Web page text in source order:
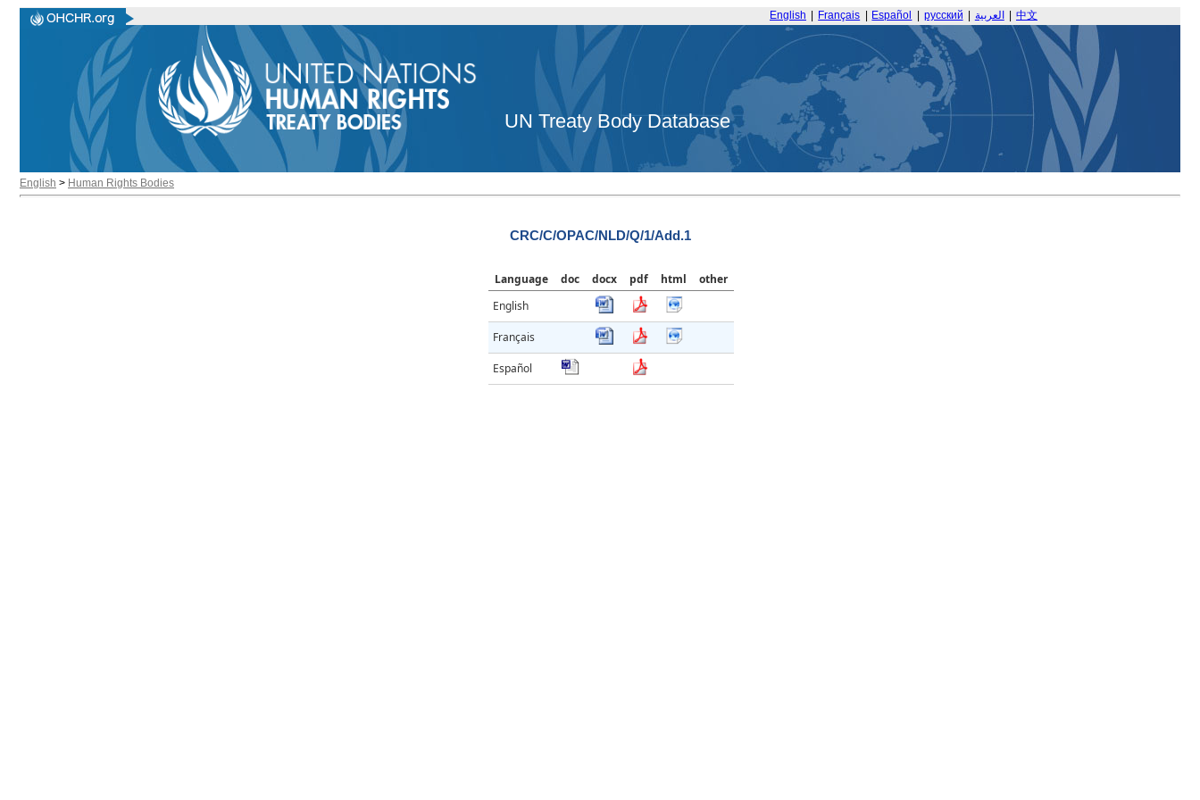
English Français Español русский العربية 中文
UN Treaty Body Database
English > Human Rights Bodies
CRC/C/OPAC/NLD/Q/1/Add.1
Language doc docx pdf html
other
English
Français
Español